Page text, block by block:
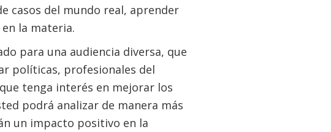
casos del mundo real, aprender
la materia.
para una audiencia diversa, que
políticas, profesionales del
tenga interés en mejorar los
podrá analizar de manera más
un impacto positivo en la